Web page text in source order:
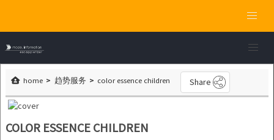
home 趋势服务 color essence children Share
COLOR ESSENCE CHILDREN